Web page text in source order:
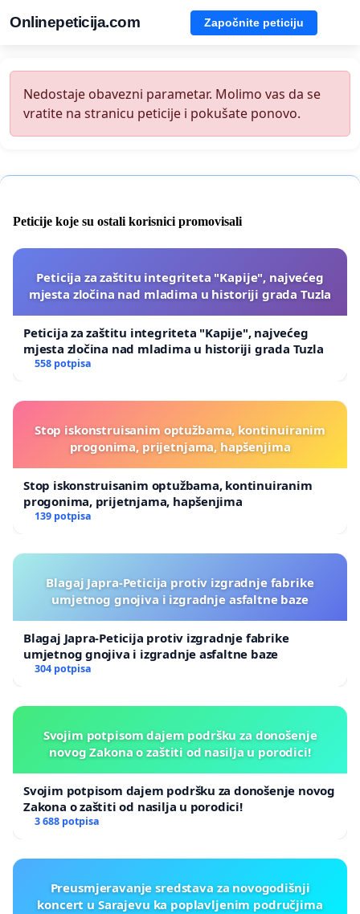
Onlinepeticija.com Započnite peticiju
Nedostaje obavezni parametar. Molimo vas da se
vratite na stranicu peticije i pokušate ponovo.
Peticije koje su ostali korisnici promovisali
Peticija za zaštitu integriteta "Kapije", najvećeg
mjesta zločina nad mladima u historiji grada Tuzla
Peticija za zaštitu integriteta "Kapije", najvećeg
mjesta zločina nad mladima u historiji grada Tuzla
558 potpisa
Stop iskonstruisanim optužbama, kontinuiranim
progonima, prijetnjama, hapšenjima
Stop iskonstruisanim optužbama, kontinuiranim
progonima, prijetnjama, hapšenjima
139 potpisa
Blagaj Japra-Peticija protiv izgradnje fabrike
umjetnog gnojiva i izgradnje asfaltne baze
Blagaj Japra-Peticija protiv izgradnje fabrike
umjetnog gnojiva i izgradnje asfaltne baze
304 potpisa
Svojim potpisom dajem podršku za donošenje
novog Zakona o zaštiti od nasilja u porodici!
Svojim potpisom dajem podršku za donošenje novog
Zakona o zaštiti od nasilja u porodici!
3 688 potpisa
Preusmjeravanje sredstava za novogodišnji
koncert u Sarajevu ka poplavljenim područjima